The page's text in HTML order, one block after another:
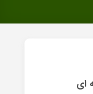
ای